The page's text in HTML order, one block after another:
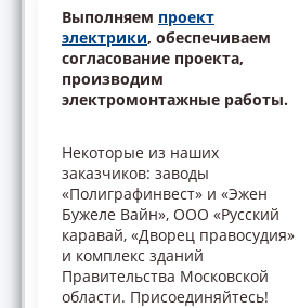
Выполняем проект
электрики, обеспечиваем
согласование проекта,
производим
электромонтажные работы.
Некоторые из наших
заказчиков: заводы
«Полиграфинвест» и «Эжен
Бужеле Вайн», ООО «Русский
каравай, «Дворец правосудия»
и комплекс зданий
Правительства Московской
области. Присоединяйтесь!